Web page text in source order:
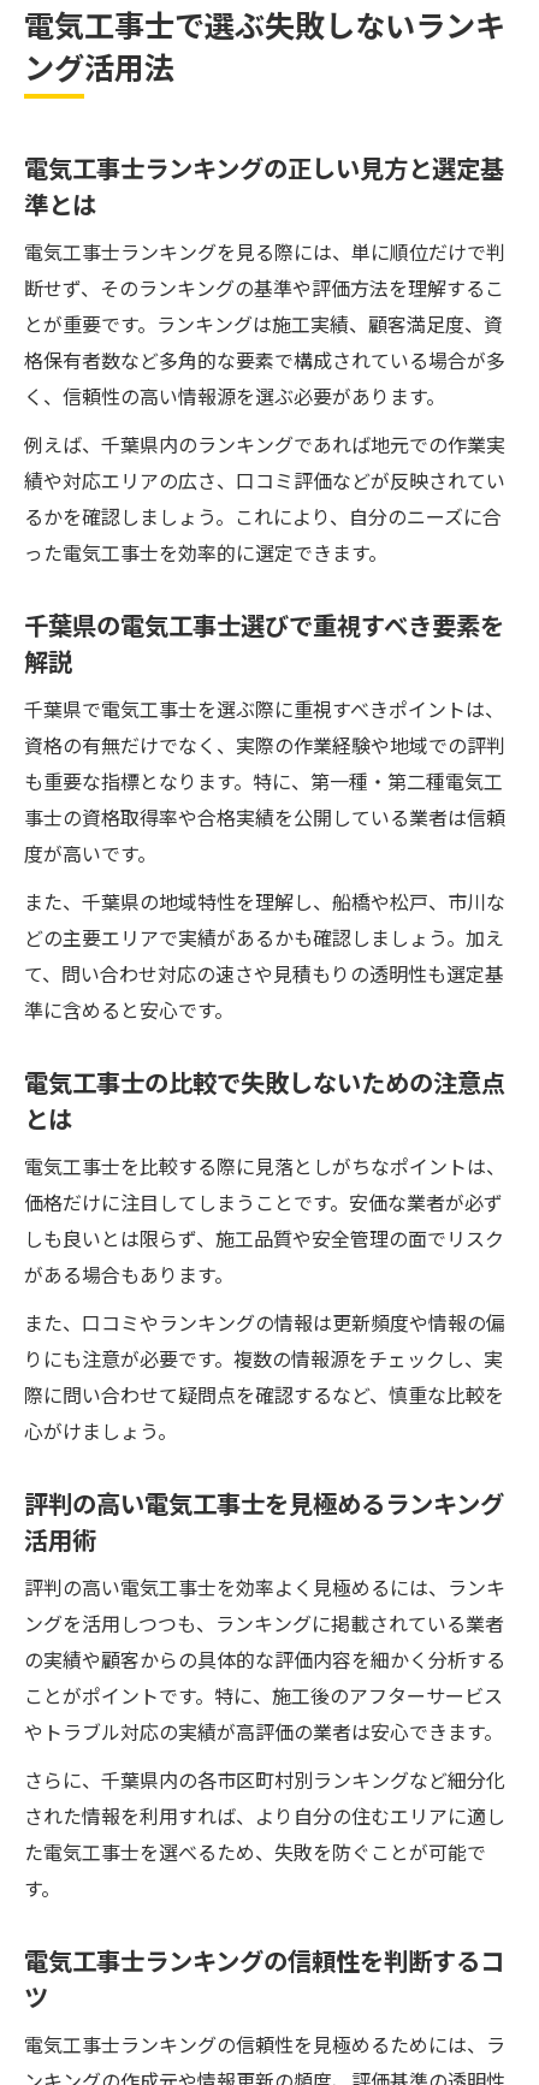
評判の高い電気工事士を見極めるランキン
グ活用術
信頼できる電気工事士を見極めるポイント
方
口コミや評判から電気工事士を判断する方
法
千葉県の電気工事士で注意したい比較ポイ
ント
電気工事士の技術力をチェックする具体的
な基準
電気工事士選びで後悔しないための確認事
項
合格率から考える電気工事士の学習戦略
高校生の電気工事士合格率データの活用法
第二種電気工事士合格のための効率的な対
策
電気工事士の受験ポイントと合格率アップ
学習計画に合格率情報を組み込むメリット
独学で電気工事士を目指すあなたに伝えたいこ
と
電気工事士の勉強時間と参考書選びのポイ
独学者におすすめの電気工事士対策法
電気工事士の技能試験対策を独学で進める
方法
独学で挫折しないための電気工事士学習術
年収やキャリアに響く電気工事士資格の強み
電気工事士資格取得が年収アップに繋がる
理由
キャリア形成に役立つ電気工事士の各種資
電気工事士の資格が転職市場で有利な理由
資格取得後の電気工事士のキャリアパスと
は
実務経験が活きる電気工事士の現場事情
電気工事士の実務経験が現場で活きる理由
現場で求められる電気工事士のスキルと知
識
電気工事士の現場で身につく応用力とは
実務経験がキャリアアップに不可欠な理由
電気工事士で選ぶ失敗しないランキ
ング活用法
電気工事士ランキングの正しい見方と選定基
準とは
電気工事士ランキングを見る際には、単に順位だけで判
断せず、そのランキングの基準や評価方法を理解するこ
とが重要です。ランキングは施工実績、顧客満足度、資
格保有者数など多角的な要素で構成されている場合が多
く、信頼性の高い情報源を選ぶ必要があります。
例えば、千葉県内のランキングであれば地元での作業実
績や対応エリアの広さ、口コミ評価などが反映されてい
るかを確認しましょう。これにより、自分のニーズに合
った電気工事士を効率的に選定できます。
千葉県の電気工事士選びで重視すべき要素を
解説
千葉県で電気工事士を選ぶ際に重視すべきポイントは、
資格の有無だけでなく、実際の作業経験や地域での評判
も重要な指標となります。特に、第一種・第二種電気工
事士の資格取得率や合格実績を公開している業者は信頼
度が高いです。
また、千葉県の地域特性を理解し、船橋や松戸、市川な
どの主要エリアで実績があるかも確認しましょう。加え
て、問い合わせ対応の速さや見積もりの透明性も選定基
準に含めると安心です。
電気工事士の比較で失敗しないための注意点
とは
電気工事士を比較する際に見落としがちなポイントは、
価格だけに注目してしまうことです。安価な業者が必ず
しも良いとは限らず、施工品質や安全管理の面でリスク
がある場合もあります。
また、口コミやランキングの情報は更新頻度や情報の偏
りにも注意が必要です。複数の情報源をチェックし、実
際に問い合わせて疑問点を確認するなど、慎重な比較を
心がけましょう。
評判の高い電気工事士を見極めるランキング
活用術
評判の高い電気工事士を効率よく見極めるには、ランキ
ングを活用しつつも、ランキングに掲載されている業者
の実績や顧客からの具体的な評価内容を細かく分析する
ことがポイントです。特に、施工後のアフターサービス
やトラブル対応の実績が高評価の業者は安心できます。
さらに、千葉県内の各市区町村別ランキングなど細分化
された情報を利用すれば、より自分の住むエリアに適し
た電気工事士を選べるため、失敗を防ぐことが可能で
す。
電気工事士ランキングの信頼性を判断するコ
ツ
電気工事士ランキングの信頼性を見極めるためには、ラ